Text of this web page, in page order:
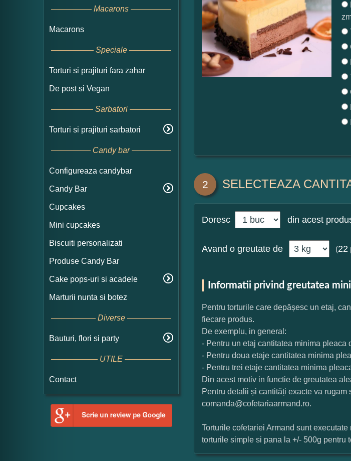
Macarons
Macarons
Speciale
Torturi si prajituri fara zahar
De post si Vegan
Sarbatori
Torturi si prajituri sarbatori
Candy bar
Configureaza candybar
Candy Bar
Cupcakes
Mini cupcakes
Biscuiti personalizati
Produse Candy Bar
Cake pops-uri si acadele
Marturii nunta si botez
Diverse
Bauturi, flori si party
UTILE
Contact
2 SELECTEAZA
Doresc din acest
Avand o greutate de (22
Informatii privind greutatea
Pentru torturile care depășesc un etaj,
fiecare produs.
De exemplu, in general:
- Pentru un etaj cantitatea minima pleaca
- Pentru doua etaje cantitatea minima
- Pentru trei etaje cantitatea minima
Din acest motiv in functie de greutatea
Pentru detalii și cantități exacte va
comanda@cofetariaarmand.ro.
Torturile cofetariei Armand sunt
torturile simple si pana la +/- 500g pentru